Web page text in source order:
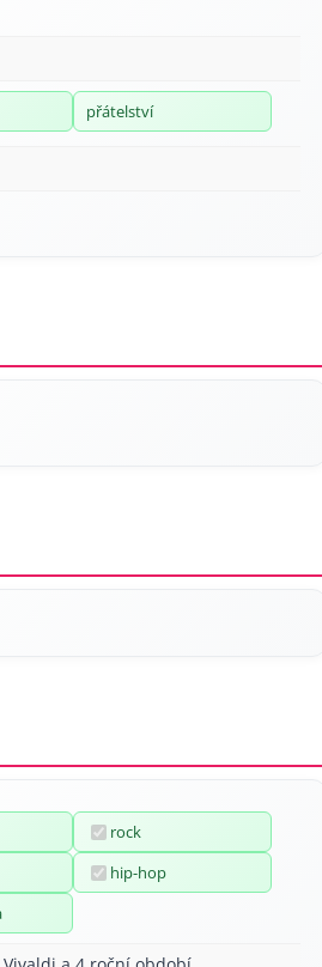
přátelství
rock
hip-hop